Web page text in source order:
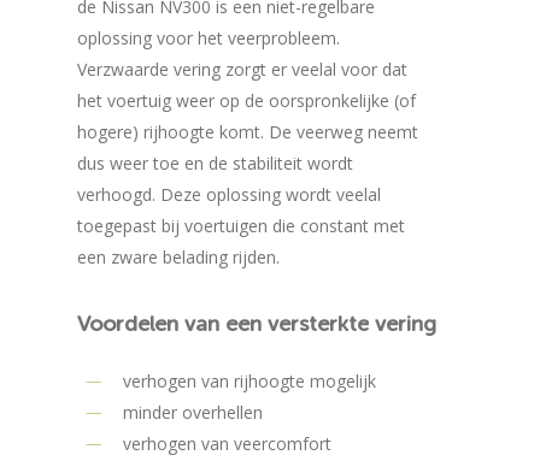
de Nissan NV300 is een niet-regelbare
oplossing voor het veerprobleem.
Verzwaarde vering zorgt er veelal voor dat
het voertuig weer op de oorspronkelijke (of
hogere) rijhoogte komt. De veerweg neemt
dus weer toe en de stabiliteit wordt
verhoogd. Deze oplossing wordt veelal
toegepast bij voertuigen die constant met
een zware belading rijden.
Voordelen van een versterkte vering
verhogen van rijhoogte mogelijk
minder overhellen
verhogen van veercomfort